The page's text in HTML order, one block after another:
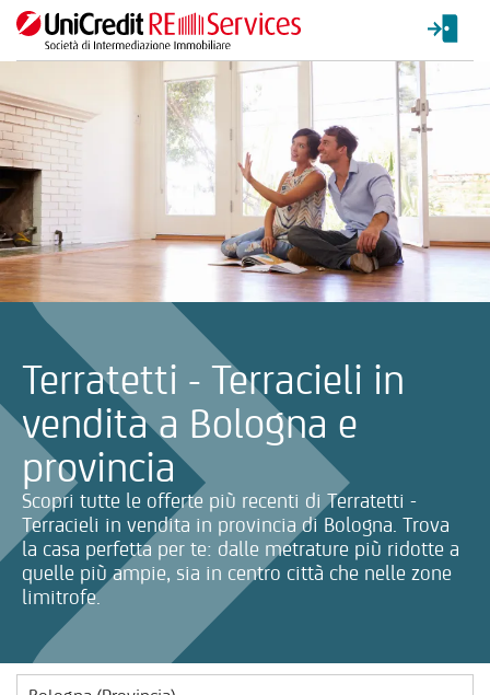
Terratetti - Terracieli in
vendita a Bologna e
provincia
Scopri tutte le offerte più recenti di Terratetti -
Terracieli in vendita in provincia di Bologna. Trova
la casa perfetta per te: dalle metrature più ridotte a
quelle più ampie, sia in centro città che nelle zone
limitrofe.
La ricerca verrà inviata automaticamente alla selezione delle